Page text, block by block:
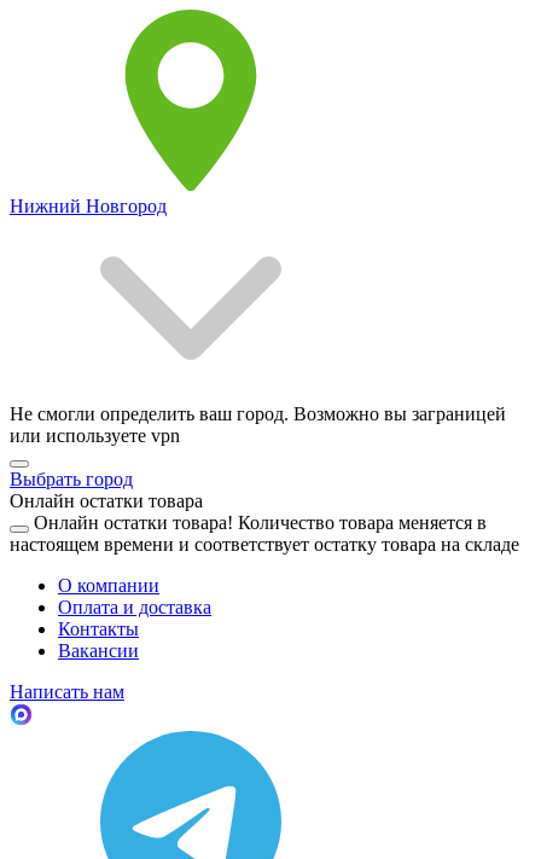
Нижний Новгород
Не смогли определить ваш город. Возможно вы заграницей
или используете vpn
Выбрать город
Онлайн остатки товара
Онлайн остатки товара! Количество товара меняется в
настоящем времени и соответствует остатку товара на складе
О компании
Оплата и доставка
Контакты
Вакансии
Написать нам